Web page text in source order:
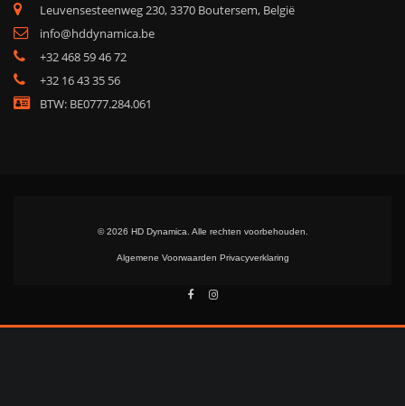
Leuvensesteenweg 230, 3370 Boutersem, België
info@hddynamica.be
+32 468 59 46 72
+32 16 43 35 56
BTW: BE0777.284.061
© 2026 HD Dynamica. Alle rechten voorbehouden.
Algemene Voorwaarden Privacyverklaring